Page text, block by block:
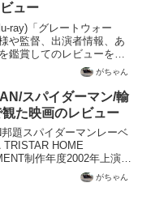
ュー
ray)「グレートウォー
や監督、出演者情報、あ
鑑賞してのレビューを記
がちゃん
スパイダーマン/輸
た映画のレビュー
題スパイダーマンレーベ
TRISTAR HOME
制作年度2002年上演時
ム・ライミ出演トビー・マ
レム・デフォー、キルス
がちゃん